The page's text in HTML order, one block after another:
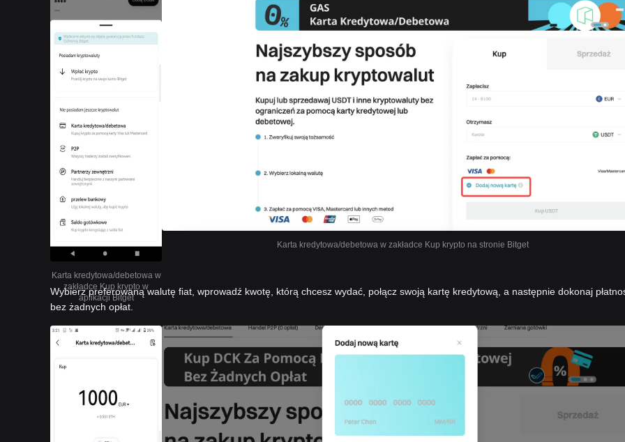
Karta kredytowa/debetowa w
zakładce Kup krypto w
aplikacji Bitget
Karta kredytowa/debetowa w zakładce Kup krypto na stronie Bitget
Wybierz preferowaną walutę fiat, wprowadź kwotę, którą chcesz wydać, połącz swoją kartę kredytową, a następnie dokonaj
bez żadnych opłat.